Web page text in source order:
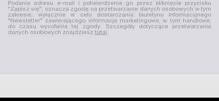
Podanie adresu e-mail i potwierdzenie go przez kliknięcie przycisku
"Zapisz się", oznacza zgodę na przetwarzanie danych osobowych w tym
zakresie, wyłącznie w celu dostarczania biuletynu informacyjnego
"Newsletter" zawierającego informacje marketingowe, w tym handlowe,
do czasu wycofania tej zgody. Szczegóły dotyczące przetwarzania
danych osobowych znajdziesz tutaj.